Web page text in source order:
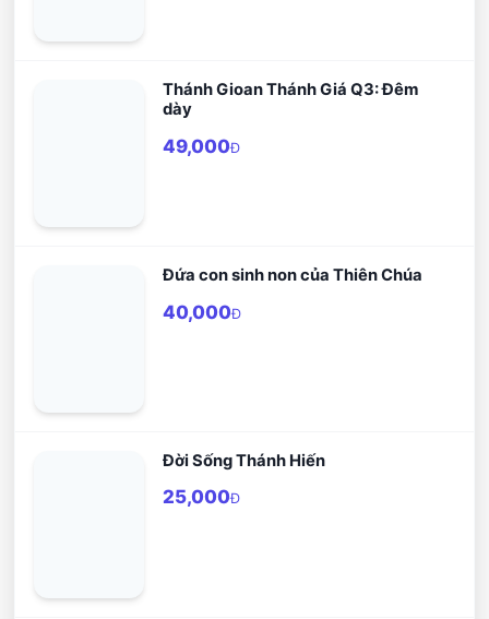
Thánh Gioan Thánh Giá Q3: Đêm
dày
49,000Đ
Đứa con sinh non của Thiên Chúa
40,000Đ
Đời Sống Thánh Hiến
25,000Đ